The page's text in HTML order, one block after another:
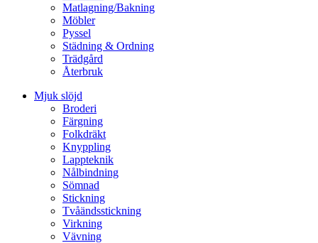
Matlagning/Bakning
Möbler
Pyssel
Städning & Ordning
Trädgård
Återbruk
Mjuk slöjd
Broderi
Färgning
Folkdräkt
Knyppling
Lappteknik
Nålbindning
Sömnad
Stickning
Tvåändsstickning
Virkning
Vävning